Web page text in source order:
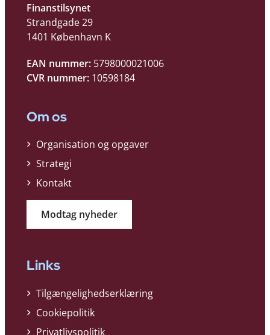
Finanstilsynet
Strandgade 29
1401 København K
EAN nummer: 5798000021006
CVR nummer: 10598184
Om os
Organisation og opgaver
Strategi
Kontakt
Modtag nyheder
Links
Tilgængelighedserklæring
Cookiepolitik
Privatlivspolitik